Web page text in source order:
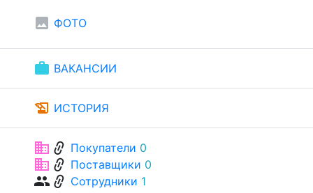
image ФОТО
work ВАКАНСИИ
history_edu ИСТОРИЯ
businesslink Покупатели 0
businesslink Поставщики 0
grouplink Сотрудники 1